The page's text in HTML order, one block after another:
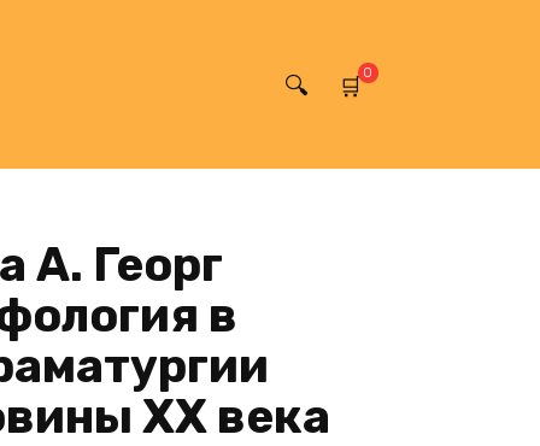
0
А. Георг
в
XX века